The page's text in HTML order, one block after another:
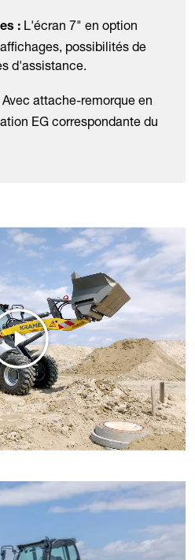
: L'écran 7" en option
possibilités de
d'assistance.
Avec attache-remorque en
EG correspondante du